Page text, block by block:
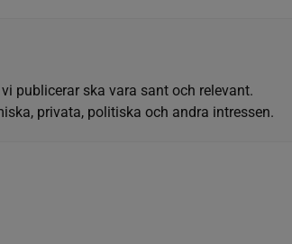
publicerar ska vara sant och relevant.
privata, politiska och andra intressen.